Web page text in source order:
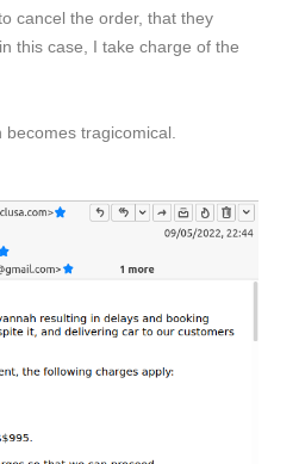
cancel the order, that they
this case, I take charge of the
tragicomical.